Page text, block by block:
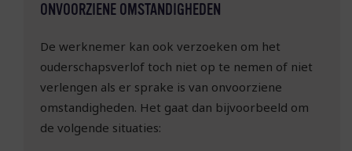
ONVOORZIENE OMSTANDIGHEDEN
De werknemer kan ook verzoeken om het
ouderschapsverlof toch niet op te nemen of niet
verlengen als er sprake is van onvoorziene
omstandigheden. Het gaat dan bijvoorbeeld om
de volgende situaties: